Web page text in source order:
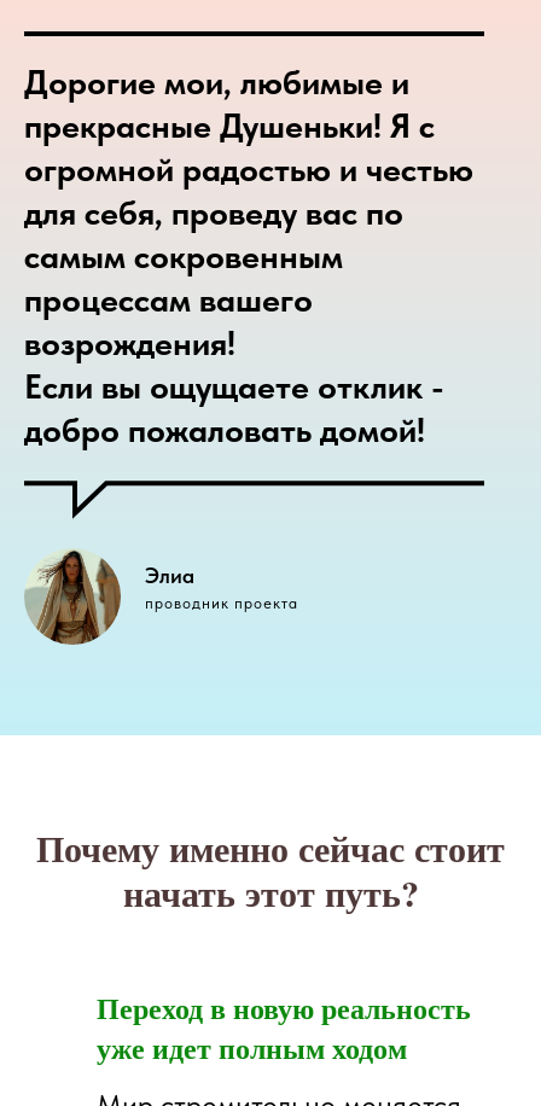
Дорогие мои, любимые и
прекрасные Душеньки! Я с
огромной радостью и честью
для себя, проведу вас по
самым сокровенным
процессам вашего
возрождения!
Если вы ощущаете отклик -
добро пожаловать домой!
Элиа
проводник проекта
Почему именно сейчас стоит
начать этот путь?
Переход в новую реальность
уже идет полным ходом